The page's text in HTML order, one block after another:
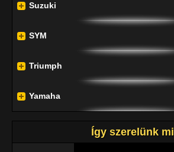
Suzuki
SYM
Triumph
Yamaha
Így szerelünk mi